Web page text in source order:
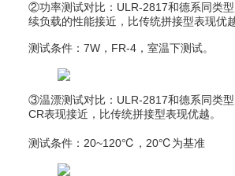
②功率测试对比：ULR-2817和德系同类
续负载的性能接近，比传统拼接型表现优越
测试条件：7W，FR-4，室温下测试。
③温漂测试对比：ULR-2817和德系同类
CR表现接近，比传统拼接型表现优越。
测试条件：20~120℃，20℃为基准